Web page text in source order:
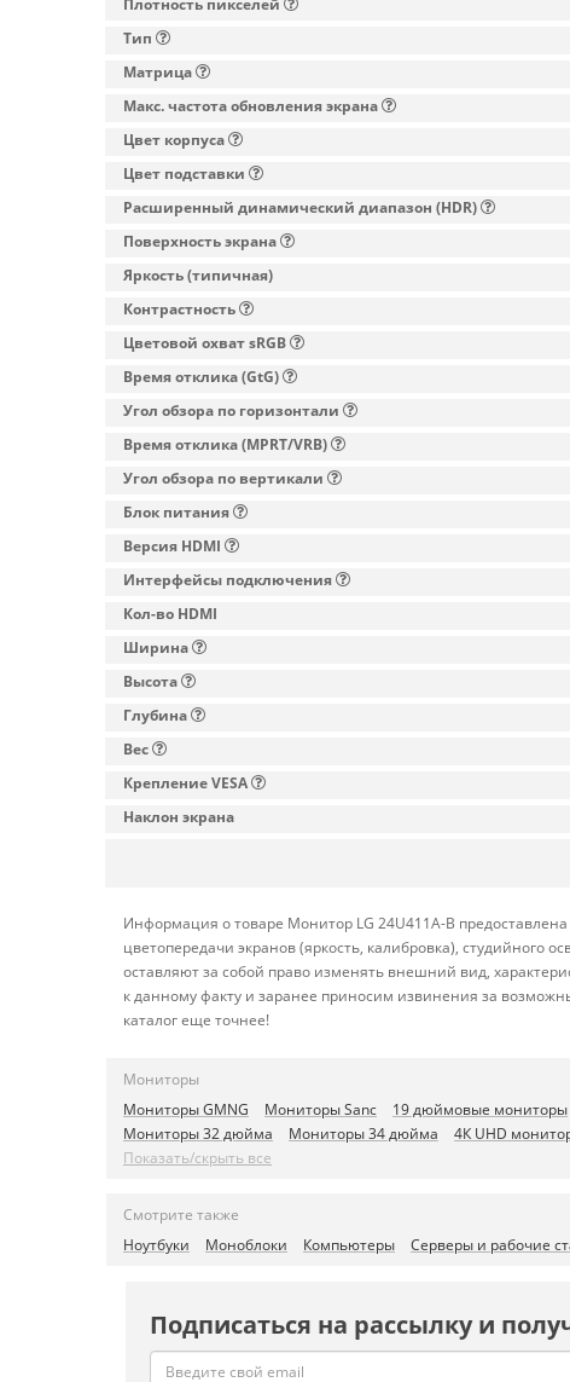
Плотность пикселей
Тип
Матрица
Макс. частота обновления экрана
Цвет корпуса
Цвет подставки
Расширенный динамический диапазон (HDR)
Поверхность экрана
Яркость (типичная)
Контрастность
Цветовой охват sRGB
Время отклика (GtG)
Угол обзора по горизонтали
Время отклика (MPRT/VRB)
Угол обзора по вертикали
Блок питания
Версия HDMI
Интерфейсы подключения
Кол-во HDMI
Ширина
Высота
Глубина
Вес
Крепление VESA
Наклон экрана
Информация о товаре Монитор LG 24U411A-B
цветопередачи экранов (яркость, калибровка),
оставляют за собой право изменять внешний вид,
к данному факту и заранее приносим извинения за
каталог еще точнее!
Мониторы
Мониторы GMNG
Мониторы Sanc 19 дюймовые мониторы
Мониторы 32 дюйма
Мониторы 34 дюйма 4К UHD
Показать/скрыть все
Смотрите также
Ноутбуки
Моноблоки Компьютеры Серверы и рабочие
Подписаться на рассылку и